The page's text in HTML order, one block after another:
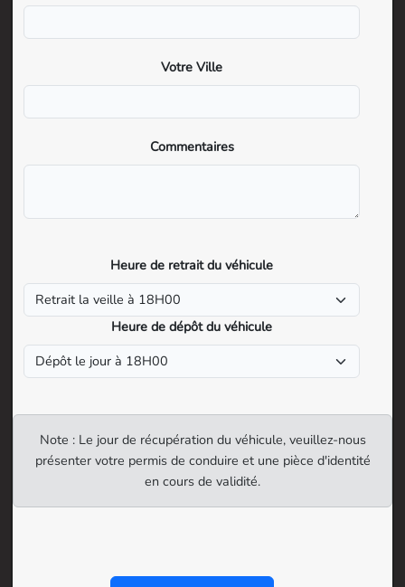
Votre Ville
Commentaires
Heure de retrait du véhicule
Heure de dépôt du véhicule
Note : Le jour de récupération du véhicule, veuillez-nous
présenter votre permis de conduire et une pièce d'identité
en cours de validité.